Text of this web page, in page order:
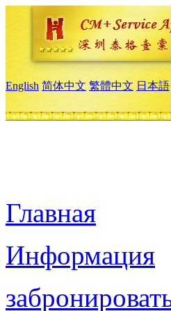
English 简体中文 繁體中文 日本語
Главная
Информация